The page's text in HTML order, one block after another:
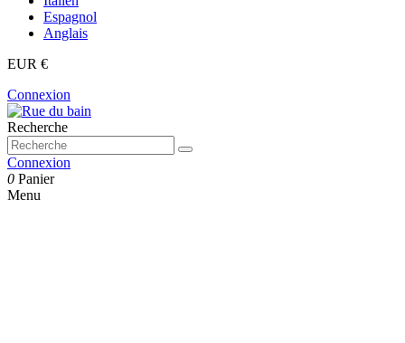
Espagnol
Anglais
EUR €
Connexion
Recherche
Connexion
0 Panier
Menu